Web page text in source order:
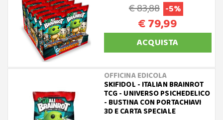
€ 83,88 -5%
€ 79,99
ACQUISTA
OFFICINA EDICOLA
SKIFIDOL - ITALIAN BRAINROT
TCG - UNIVERSO PSICHEDELICO
- BUSTINA CON PORTACHIAVI
3D E CARTA SPECIALE